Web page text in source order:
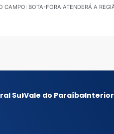
SulVale do ParaíbaInterior